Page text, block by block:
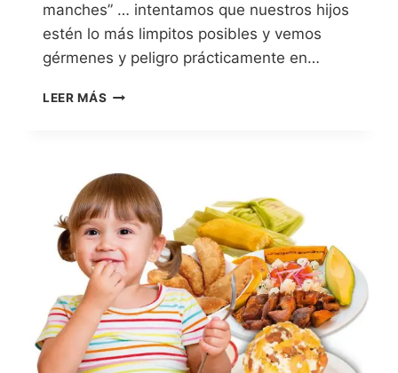
manches” … intentamos que nuestros hijos
estén lo más limpitos posibles y vemos
gérmenes y peligro prácticamente en…
LEER MÁS